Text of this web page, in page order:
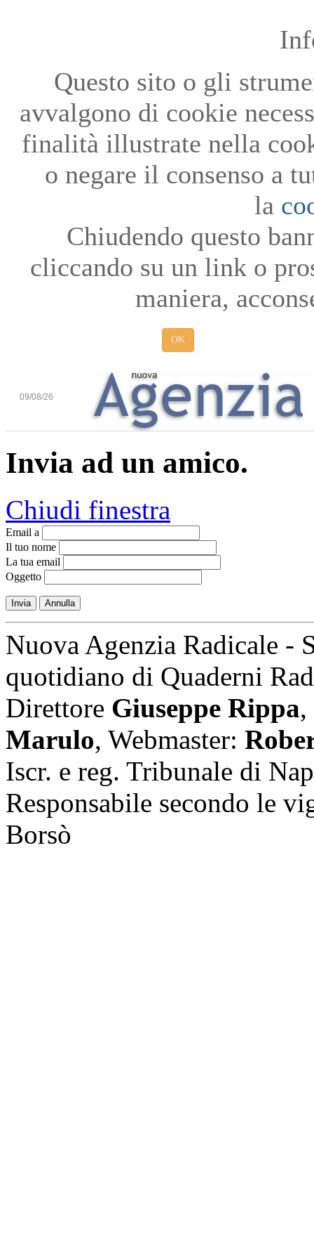
Questo sito o gli
avvalgono di cookie
finalità illustrate nella
o negare il consenso a
la
Chiudendo questo
cliccando su un link o
maniera,
OK
09/08/26
Invia ad un amico.
Chiudi finestra
Email a
Il tuo nome
La tua email
Oggetto
Invia Annulla
Nuova Agenzia Radicale -
quotidiano di Quaderni
Direttore Giuseppe Rippa,
Marulo, Webmaster:
Iscr. e reg. Tribunale di
Responsabile secondo le
Borsò